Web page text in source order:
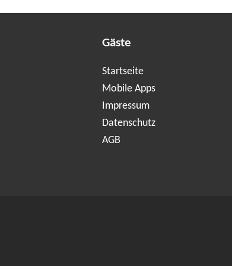
Gäste
Startseite
Mobile Apps
Impressum
Datenschutz
AGB